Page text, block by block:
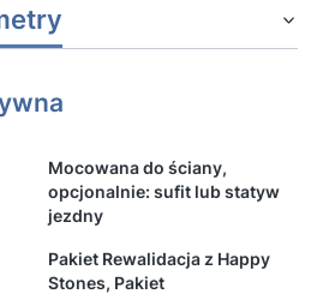
Mocowana do ściany,
opcjonalnie: sufit lub statyw
jezdny
Pakiet Rewalidacja z Happy
Stones, Pakiet